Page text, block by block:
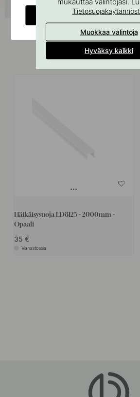
Liittyvät
Häikäisysuoja LD8125 - 2000mm -
Opaali
35
Varastossa
Muokkaa valintoja
Hyväksy kaikki
CHANGE